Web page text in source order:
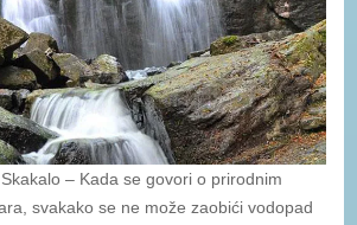
– Kada se govori o prirodnim
svakako se ne može zaobići vodopad